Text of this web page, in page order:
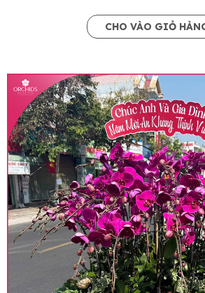
CHO VÀO GIỎ